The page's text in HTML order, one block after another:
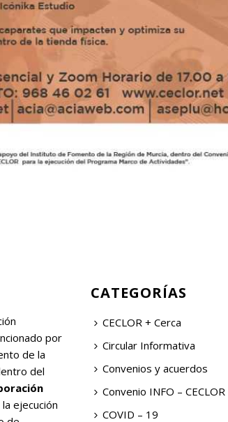
por
de la
del
ejecución
CATEGORÍAS
CECLOR + Cerca
Circular Informativa
Convenios y acuerdos
Convenio INFO – CECLOR
COVID – 19